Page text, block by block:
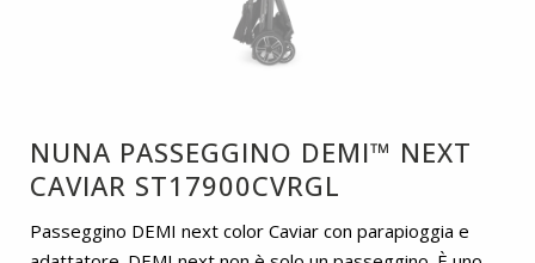
NUNA PASSEGGINO DEMI™ NEXT
CAVIAR ST17900CVRGL
Passeggino DEMI next color Caviar con parapioggia e